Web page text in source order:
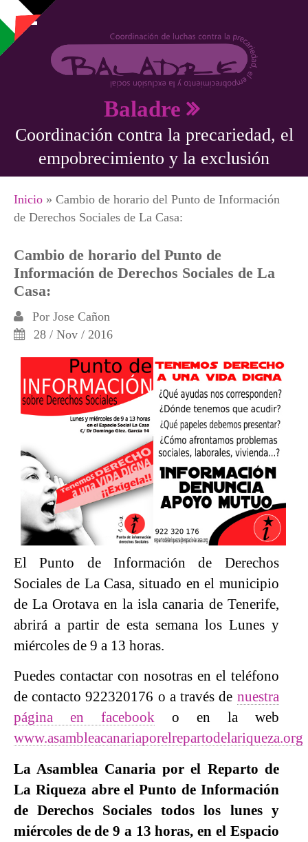
Pasar al contenido principal
Baladre
Coordinación contra la precariedad, el
empobrecimiento y la exclusión
Se encuentra usted aquí
Inicio » Cambio de horario del Punto de Información
de Derechos Sociales de La Casa:
Cambio de horario del Punto de
Información de Derechos Sociales de La
Casa:
Por Jose Cañon
28 / Nov / 2016
El Punto de Información de Derechos
Sociales de La Casa, situado en el municipio
de La Orotava en la isla canaria de Tenerife,
abrirá a partir de esta semana los Lunes y
miércoles de 9 a 13 horas.
Puedes contactar con nosotras en el teléfono
de contacto 922320176 o a través de nuestra
página en facebook o en la web
www.asambleacanariaporelrepartodelariqueza.org
La Asamblea Canaria por el Reparto de
La Riqueza abre el Punto de Información
de Derechos Sociales todos los lunes y
miércoles de de 9 a 13 horas, en el Espacio